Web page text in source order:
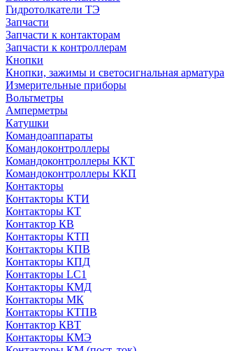
Гидротолкатели ТЭ
Запчасти
Запчасти к контакторам
Запчасти к контроллерам
Кнопки
Кнопки, зажимы и светосигнальная арматура
Измерительные приборы
Вольтметры
Амперметры
Катушки
Командоаппараты
Командоконтроллеры
Командоконтроллеры ККТ
Командоконтроллеры ККП
Контакторы
Контакторы КТИ
Контакторы КТ
Контактор КВ
Контакторы КТП
Контакторы КПВ
Контакторы КПД
Контакторы LC1
Контакторы КМД
Контакторы МК
Контакторы КТПВ
Контактор КВТ
Контакторы КМЭ